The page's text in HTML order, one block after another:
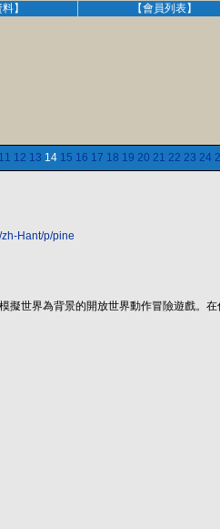
】 【會員列表】
11 12 13 14 15 16 17 18 19 20 21 22 23 24
Hant/p/pine
擬世界為背景的開放世界動作冒險遊戲。